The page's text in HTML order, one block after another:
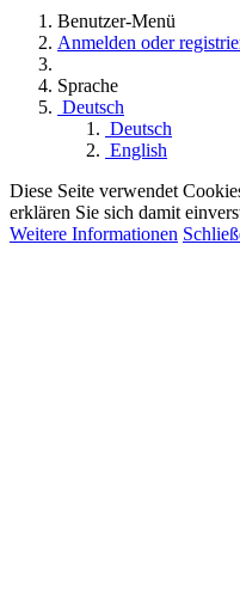
Benutzer-Menü
Anmelden oder
Sprache
Deutsch
Deutsch
English
Diese Seite verwendet
erklären Sie sich damit
Weitere Informationen